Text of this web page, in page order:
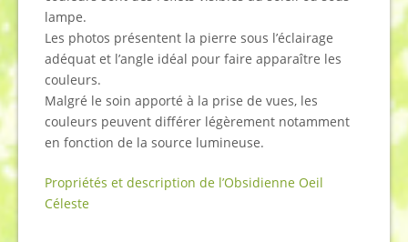
lampe.
Les photos présentent la pierre sous l’éclairage
adéquat et l’angle idéal pour faire apparaître les
couleurs.
Malgré le soin apporté à la prise de vues, les
couleurs peuvent différer légèrement notamment
en fonction de la source lumineuse.
Propriétés et description de l’Obsidienne Oeil
Céleste